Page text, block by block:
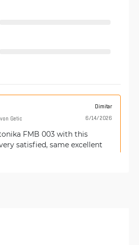
Dimitar
6/14/2026
Getic
FMB 003 with this
satisfied, same excellent